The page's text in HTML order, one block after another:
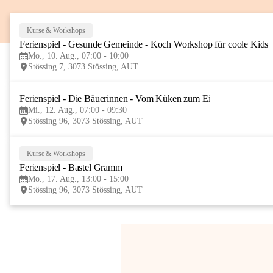
Kurse & Workshops
Ferienspiel - Gesunde Gemeinde - Koch Workshop für coole Kids
Mo., 10. Aug., 07:00 - 10:00
Stössing 7, 3073 Stössing, AUT
Ferienspiel - Die Bäuerinnen - Vom Küken zum Ei
Mi., 12. Aug., 07:00 - 09:30
Stössing 96, 3073 Stössing, AUT
Kurse & Workshops
Ferienspiel - Bastel Gramm
Mo., 17. Aug., 13:00 - 15:00
Stössing 96, 3073 Stössing, AUT